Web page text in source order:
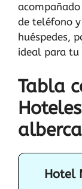
de teléfono
huéspedes,
ideal para tu
Tabla
alberca
Hotel